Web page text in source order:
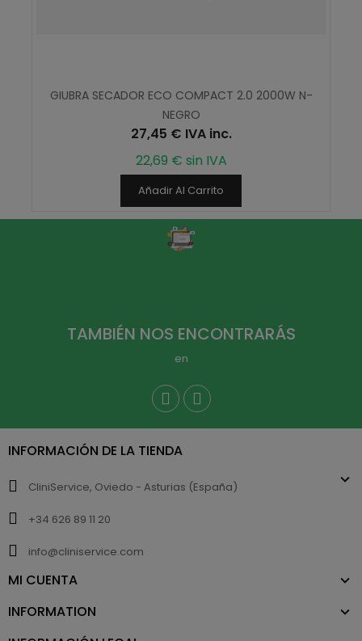
GIUBRA SECADOR ECO COMPACT 2.0 2000W N-
NEGRO
27,45 € IVA inc.
22,69 € sin IVA
Añadir Al Carrito
TAMBIÉN NOS ENCONTRARÁS
en
INFORMACIÓN DE LA TIENDA
CliniService, Oviedo - Asturias (España)
+34 626 89 11 20
info@cliniservice.com
MI CUENTA
INFORMATION